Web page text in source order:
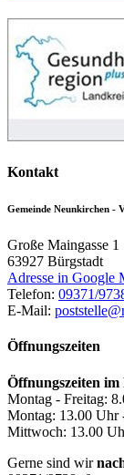
Kontakt
Gemeinde Neunkirchen -
Große Maingasse 1
63927 Bürgstadt
Adresse in Google
Telefon: 09371/
E-Mail:
Öffnungszeiten
Öffnungszeiten
Montag - Freitag:
Montag: 13.00 Uhr
Mittwoch: 13.00
Gerne sind wir